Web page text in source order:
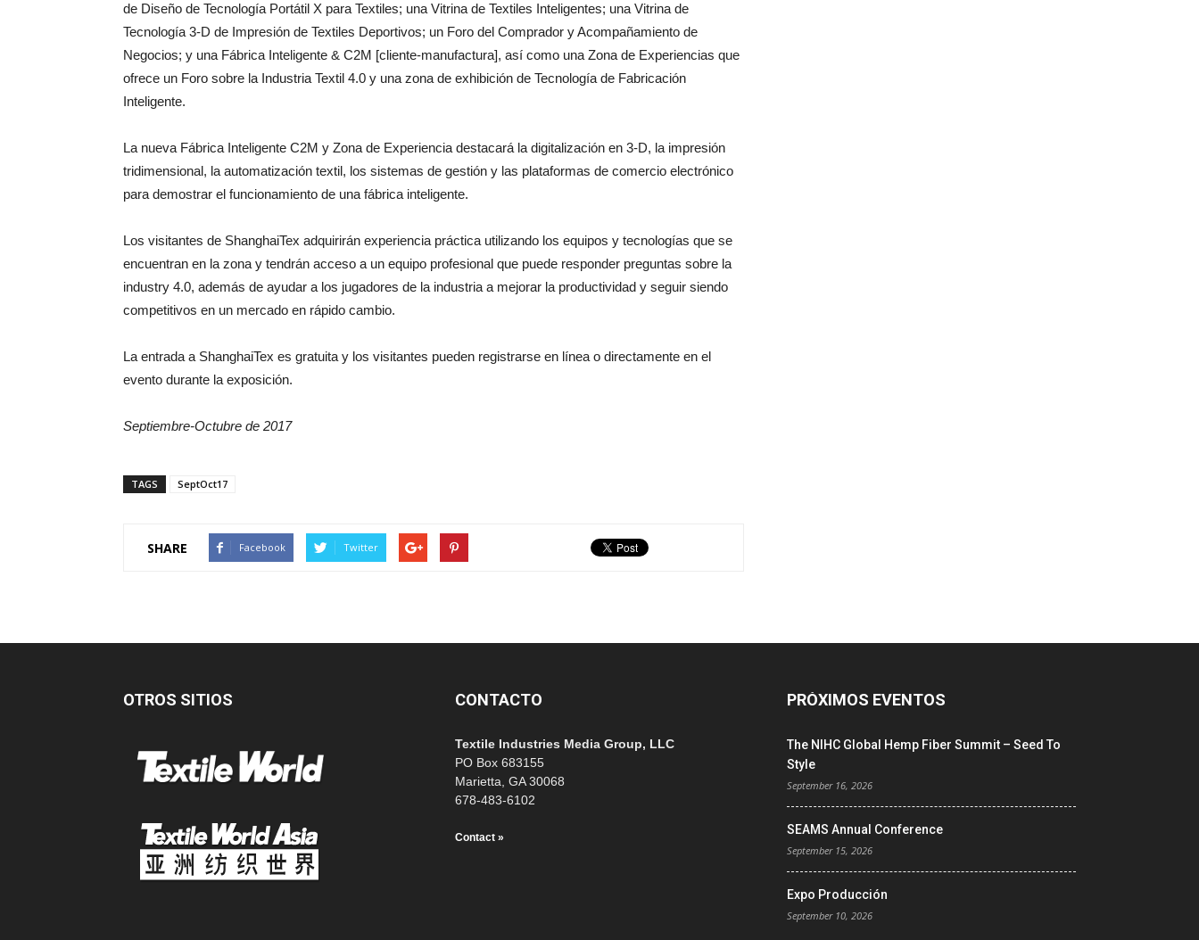
de Diseño de Tecnología Portátil X para Textiles; una Vitrina de Textiles Inteligentes; una Vitrina de
Tecnología 3-D de Impresión de Textiles Deportivos; un Foro del Comprador y Acompañamiento de
Negocios; y una Fábrica Inteligente & C2M [cliente-manufactura], así como una Zona de Experiencias que
ofrece un Foro sobre la Industria Textil 4.0 y una zona de exhibición de Tecnología de Fabricación
Inteligente.
La nueva Fábrica Inteligente C2M y Zona de Experiencia destacará la digitalización en 3-D, la impresión
tridimensional, la automatización textil, los sistemas de gestión y las plataformas de comercio electrónico
para demostrar el funcionamiento de una fábrica inteligente.
Los visitantes de ShanghaiTex adquirirán experiencia práctica utilizando los equipos y tecnologías que se
encuentran en la zona y tendrán acceso a un equipo profesional que puede responder preguntas sobre la
industry 4.0, además de ayudar a los jugadores de la industria a mejorar la productividad y seguir siendo
competitivos en un mercado en rápido cambio.
La entrada a ShanghaiTex es gratuita y los visitantes pueden registrarse en línea o directamente en el
evento durante la exposición.
Septiembre-Octubre de 2017
TAGS SeptOct17
SHARE Facebook Twitter
OTROS SITIOS CONTACTO
Textile Industries Media Group, LLC
PO Box 683155
Marietta, GA 30068
678-483-6102
Contact »
PRÓXIMOS EVENTOS
The NIHC Global Hemp Fiber Summit – Seed To
Style
September 16, 2026
SEAMS Annual Conference
September 15, 2026
Expo Producción
September 10, 2026